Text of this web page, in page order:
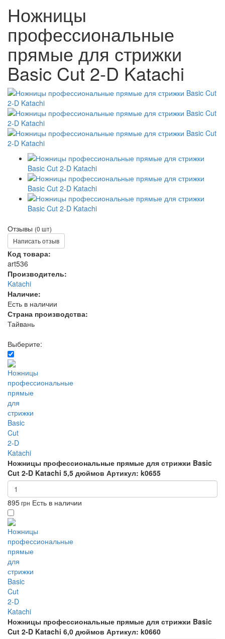
Ножницы
профессиональные
прямые для стрижки
Basic Cut 2-D Katachi
Отзывы (0 шт)
Написать отзыв
Код товара:
art536
Производитель:
Katachi
Наличие:
Есть в наличии
Страна производства:
Тайвань
Выберите:
Ножницы профессиональные прямые для стрижки Basic
Cut 2-D Katachi 5,5 дюймов Артикул: k0655
895грн Есть в наличии
Ножницы профессиональные прямые для стрижки Basic
Cut 2-D Katachi 6,0 дюймов Артикул: k0660